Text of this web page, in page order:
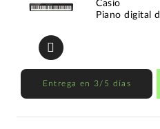
Casio
Piano digital
Entrega en 3/5 días